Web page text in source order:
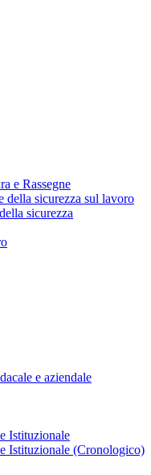
e Rassegne
della sicurezza sul lavoro
sicurezza
e aziendale
Istituzionale
Istituzionale (Cronologico)